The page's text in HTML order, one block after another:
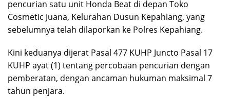
pencurian satu unit Honda Beat di depan Toko
Cosmetic Juana, Kelurahan Dusun Kepahiang, yang
sebelumnya telah dilaporkan ke Polres Kepahiang.
Kini keduanya dijerat Pasal 477 KUHP Juncto Pasal 17
KUHP ayat (1) tentang percobaan pencurian dengan
pemberatan, dengan ancaman hukuman maksimal 7
tahun penjara.